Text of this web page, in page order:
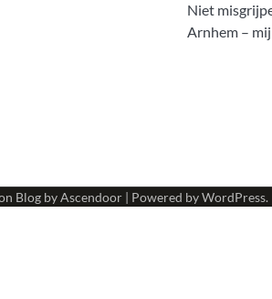
Niet
Arnhem –
Blog byAscendoor| Powered byWordPress.